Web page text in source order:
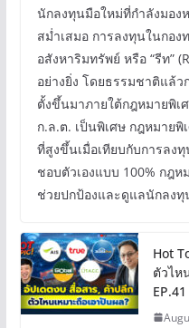
นักลงทุนมือใหม่ที่กำลังมอง
สม่ำเสมอ การลงทุนในกอง
อสังหาริมทรัพย์ หรือ “รีท”
อย่างยิ่ง โดยธรรมชาติแล้
ตั้งขึ้นมาภายใต้กฎหมายพิ
ก.ล.ต. เป็นพิเศษ กฎหมาย
ที่สูงขึ้นเมื่อเทียบกับการลง
ชอบตัวเองแบบ 100% กฎห
ช่วยปกป้องและดูแลนักลง
Hot
ตัวไห
EP.41